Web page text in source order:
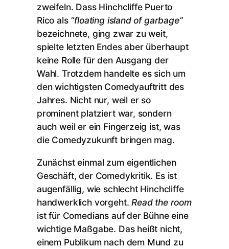
zweifeln. Dass Hinchcliffe Puerto
Rico als “floating island of garbage”
bezeichnete, ging zwar zu weit,
spielte letzten Endes aber überhaupt
keine Rolle für den Ausgang der
Wahl. Trotzdem handelte es sich um
den wichtigsten Comedyauftritt des
Jahres. Nicht nur, weil er so
prominent platziert war, sondern
auch weil er ein Fingerzeig ist, was
die Comedyzukunft bringen mag.
Zunächst einmal zum eigentlichen
Geschäft, der Comedykritik. Es ist
augenfällig, wie schlecht Hinchcliffe
handwerklich vorgeht.Read the room
ist für Comedians auf der Bühne eine
wichtige Maßgabe. Das heißt nicht,
einem Publikum nach dem Mund zu